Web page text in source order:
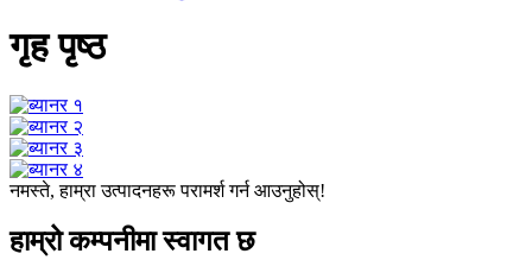
गृह पृष्ठ
नमस्ते, हाम्रा उत्पादनहरू परामर्श गर्न आउनुहोस्!
हाम्रो कम्पनीमा स्वागत छ